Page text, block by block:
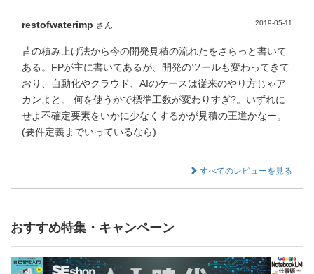
restofwaterimp さん 2019-05-11
昔の積み上げ法から今の開発見積の流れたをさらっと書いて
ある。FPが主に書いてあるが、開発のツールも変わってきて
おり、自動化やクラウド、AIのケースは従来のやり方じゃア
カンよと。 何を使うかで標準工数が変わりすぎ?。いずれに
せよ不確定要素をいかに少なくするかが見積の王道かなー。
(要件定義までいっているなら)
すべてのレビューを見る
おすすめ特集・キャンペーン